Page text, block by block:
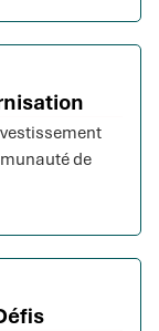
de